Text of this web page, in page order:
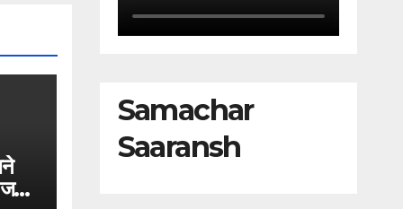
जल
Samachar
Saaransh